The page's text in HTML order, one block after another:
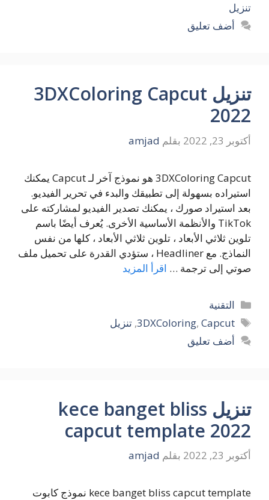
تنزيل
أضف تعليق
تنزيل 3DXColoring Capcut
2022
أكتوبر 23, 2022 بقلم amjad
3DXColoring Capcut هو نموذج آخر لـ Capcut يمكنك
استيراده بسهولة إلى تطبيقك والبدء في تحرير الفيديو.
بعد استيراد صورك ، يمكنك تصدير الفيديو لمشاركته على
TikTok والأنظمة الأساسية الأخرى. يُعرف أيضًا باسم
تلوين ثلاثي الأبعاد ، تلوين ثلاثي الأبعاد ، كلها من نفس
النماذج. مع Headliner ، ستؤدي القدرة على تحميل ملف
صوتي إلى ترجمة … اقرأ المزيد
التصنيفات
التقنية
الوسوم 3DXColoring, Capcut
,تنزيل
أضف تعليق
تنزيل kece banget bliss
capcut template 2022
أكتوبر 23, 2022 بقلم amjad
kece banget bliss capcut template نموذج كابوت